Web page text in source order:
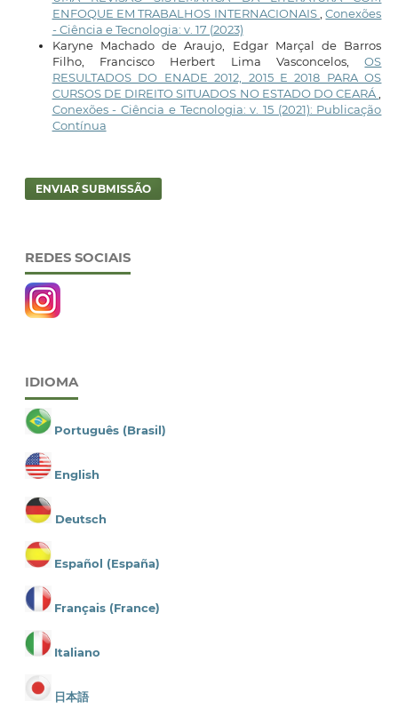
ENFOQUE EM TRABALHOS INTERNACIONAIS ,Conexões
- Ciência e Tecnologia: v. 17 (2023)
Karyne Machado de Araujo, Edgar Marçal de Barros
Filho, Francisco Herbert Lima Vasconcelos,OS
RESULTADOS DO ENADE 2012, 2015 E 2018 PARA OS
CURSOS DE DIREITO SITUADOS NO ESTADO DO CEARÁ
Conexões - Ciência e Tecnologia: v. 15 (2021): Publicação
Contínua
ENVIAR SUBMISSÃO
REDES SOCIAIS
IDIOMA
Português (Brasil)
English
Deutsch
Español (España)
Français (France)
Italiano
日本語